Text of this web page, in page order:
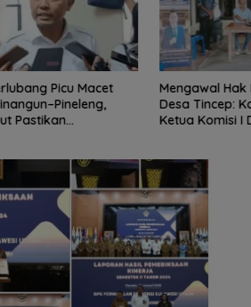
Mengawal Hak Rakyat dari
Desa Tincep: Komitmen Nyata
Ketua Komisi I DPRD Sulut